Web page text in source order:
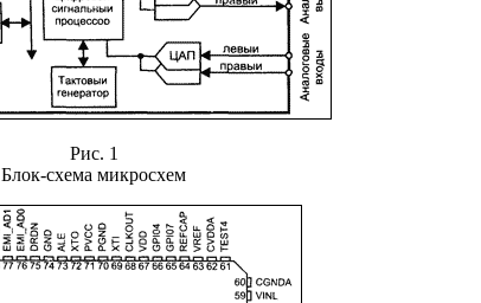
Рис. 1
Блок-схема микросхем